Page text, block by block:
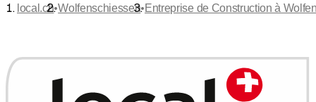
local.ch•Wolfenschiessen•Entreprise de Construction à